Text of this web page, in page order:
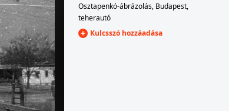
1960 · Budapest XI.
Fehérvári út, szemben a Hamzsabégi út a Budafoki út felé nézve.
Osztapenkó-ábrázolás, Budapest,
teherautó
Kulcsszó hozzáadása